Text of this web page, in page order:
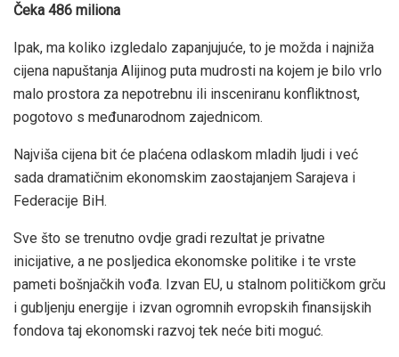
Čeka 486 miliona
Ipak, ma koliko izgledalo zapanjujuće, to je možda i najniža
cijena napuštanja Alijinog puta mudrosti na kojem je bilo vrlo
malo prostora za nepotrebnu ili insceniranu konfliktnost,
pogotovo s međunarodnom zajednicom.
Najviša cijena bit će plaćena odlaskom mladih ljudi i već
sada dramatičnim ekonomskim zaostajanjem Sarajeva i
Federacije BiH.
Sve što se trenutno ovdje gradi rezultat je privatne
inicijative, a ne posljedica ekonomske politike i te vrste
pameti bošnjačkih vođa. Izvan EU, u stalnom političkom grču
i gubljenju energije i izvan ogromnih evropskih finansijskih
fondova taj ekonomski razvoj tek neće biti moguć.